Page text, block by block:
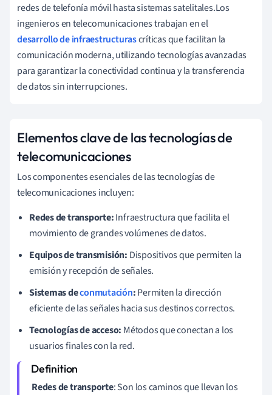
redes de telefonía móvil hasta sistemas satelitales.Los
ingenieros en telecomunicaciones trabajan en el
desarrollo de infraestructurascríticas que facilitan la
comunicación moderna, utilizando tecnologías avanzadas
para garantizar la conectividad continua y la transferencia
de datos sin interrupciones.
Elementos clave de las tecnologías de
telecomunicaciones
Los componentes esenciales de las tecnologías de
telecomunicaciones incluyen:
Redes de transporte:Infraestructura que facilita el
movimiento de grandes volúmenes de datos.
Equipos de transmisión: Dispositivos que permiten la
emisión y recepción de señales.
Sistemas deconmutación:Permiten la dirección
eficiente de las señales hacia sus destinos correctos.
Tecnologías de acceso: Métodos que conectan a los
usuarios finales con la red.
Redes de transporte: Son los caminos que llevan los